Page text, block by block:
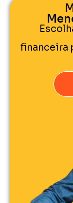
financeira